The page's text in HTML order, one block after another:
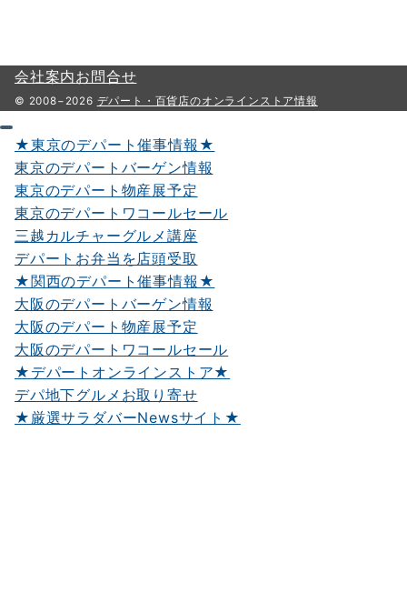
会社案内お問合せ
© 2008−2026 デパート・百貨店のオンラインストア情報
★東京のデパート催事情報★
東京のデパートバーゲン情報
東京のデパート物産展予定
東京のデパートワコールセール
三越カルチャーグルメ講座
デパートお弁当を店頭受取
★関西のデパート催事情報★
大阪のデパートバーゲン情報
大阪のデパート物産展予定
大阪のデパートワコールセール
★デパートオンラインストア★
デパ地下グルメお取り寄せ
★厳選サラダバーNewsサイト★